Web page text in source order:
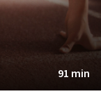
91 min